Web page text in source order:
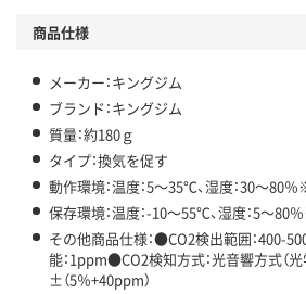
商品仕様
メーカー：キングジム
ブランド：キングジム
質量：約180ｇ
タイプ：換気を促す
動作環境：温度：5～35℃、湿度：30～80
保存環境：温度：-10～55℃、湿度：5～80
その他商品仕様：●CO2検出範囲：400-
能：1ppm●CO2検知方式：光音響方式（
±（5％+40ppm）